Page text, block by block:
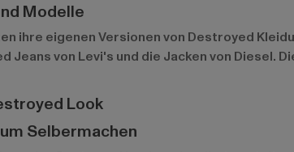
Modelle
ihre eigenen Versionen von Destroyed
Jeans von Levi's und die Jacken von Diesel.
Look
Selbermachen